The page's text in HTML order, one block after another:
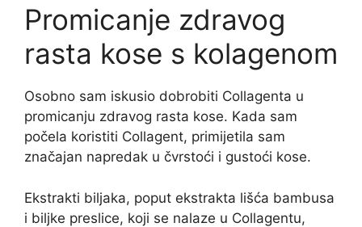
Promicanje zdravog
rasta kose s kolagenom
Osobno sam iskusio dobrobiti Collagenta u
promicanju zdravog rasta kose. Kada sam
počela koristiti Collagent, primijetila sam
značajan napredak u čvrstoći i gustoći kose.
Ekstrakti biljaka, poput ekstrakta lišća bambusa
i biljke preslice, koji se nalaze u Collagentu,